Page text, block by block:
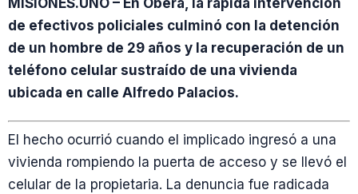
de efectivos policiales culminó con la detención
de un hombre de 29 años y la recuperación de un
teléfono celular sustraído de una vivienda
ubicada en calle Alfredo Palacios.
El hecho ocurrió cuando el implicado ingresó a una
vivienda rompiendo la puerta de acceso y se llevó el
celular de la propietaria. La denuncia fue radicada